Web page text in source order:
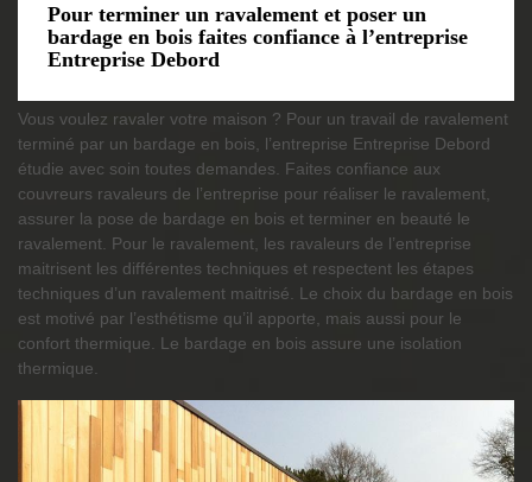
Pour terminer un ravalement et poser un
bardage en bois faites confiance à l’entreprise
Entreprise Debord
Vous voulez ravaler votre maison ? Pour un travail de ravalement
terminé par un bardage en bois, l’entreprise Entreprise Debord
étudie avec soin toutes demandes. Faites confiance aux
couvreurs ravaleurs de l’entreprise pour réaliser le ravalement,
assurer la pose de bardage en bois et terminer en beauté le
ravalement. Pour le ravalement, les ravaleurs de l’entreprise
maitrisent les différentes techniques et respectent les étapes
techniques d’un ravalement maitrisé. Le choix du bardage en bois
est motivé par l’esthétisme qu’il apporte, mais aussi pour le
confort thermique. Le bardage en bois assure une isolation
thermique.